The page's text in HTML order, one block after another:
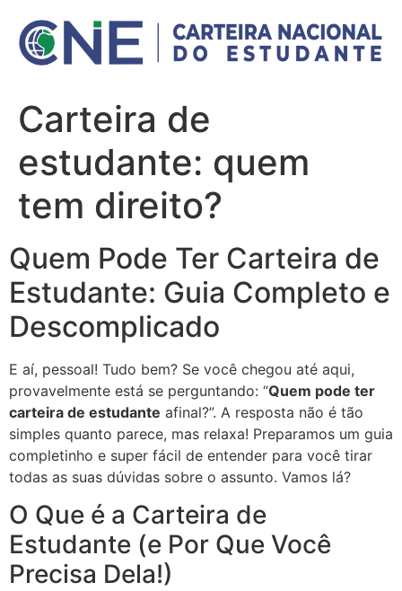
para
Carteira de
estudante: quem
tem direito?
Quem Pode Ter Carteira de
Estudante: Guia Completo e
Descomplicado
E aí, pessoal! Tudo bem? Se você chegou até aqui,
provavelmente está se perguntando: “Quem pode ter
carteira de estudante afinal?”. A resposta não é tão
simples quanto parece, mas relaxa! Preparamos um guia
completinho e super fácil de entender para você tirar
todas as suas dúvidas sobre o assunto. Vamos lá?
O Que é a Carteira de
Estudante (e Por Que Você
Precisa Dela!)